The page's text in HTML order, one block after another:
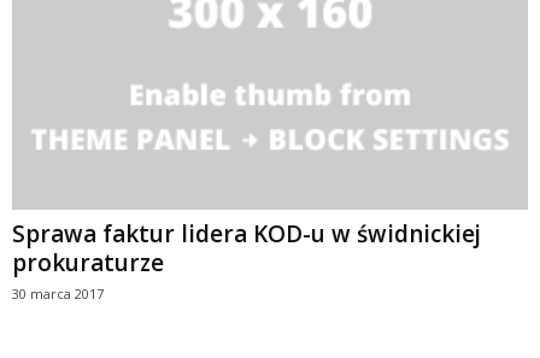
Sprawa faktur lidera KOD-u w świdnickiej
prokuraturze
30 marca 2017